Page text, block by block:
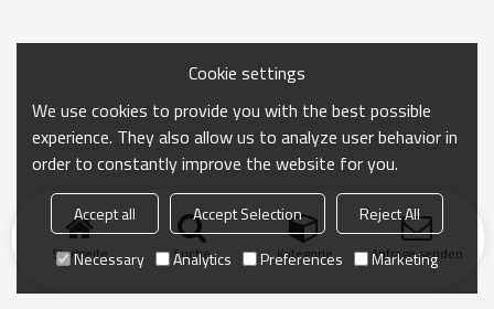
Startseite Suche Kategorie Anfrage senden
Cookie settings
We use cookies to provide you with the best possible
experience. They also allow us to analyze user behavior in
order to constantly improve the website for you.
Accept all Accept Selection
Reject All
Necessary
Analytics Preferences Marketing